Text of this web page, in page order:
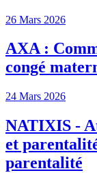
26 Mars 2026
AXA :
congé
24 Mars 2026
NATIXIS -
et
parentalité